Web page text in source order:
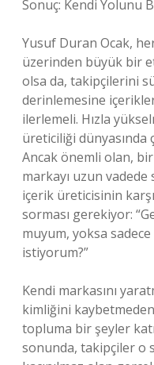
Sonuç: Kendi Yolunu
Yusuf Duran Ocak,
üzerinden büyük bir
olsa da, takipçilerini
derinlemesine
ilerlemeli. Hızla
üreticiliği dünyasında
Ancak önemli olan,
markayı uzun
içerik üreticisinin
sorması gerekiyor:
muyum, yoksa
istiyorum?”
Kendi markasını
kimliğini
topluma bir şeyler
sonunda, takipçiler o